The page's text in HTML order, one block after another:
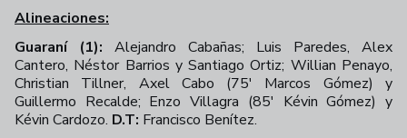
Alineaciones:
Guaraní (1): Alejandro Cabañas; Luis Paredes, Alex
Cantero, Néstor Barrios y Santiago Ortiz; Willian Penayo,
Christian Tillner, Axel Cabo (75' Marcos Gómez) y
Guillermo Recalde; Enzo Villagra (85' Kévin Gómez) y
Kévin Cardozo. D.T: Francisco Benítez.